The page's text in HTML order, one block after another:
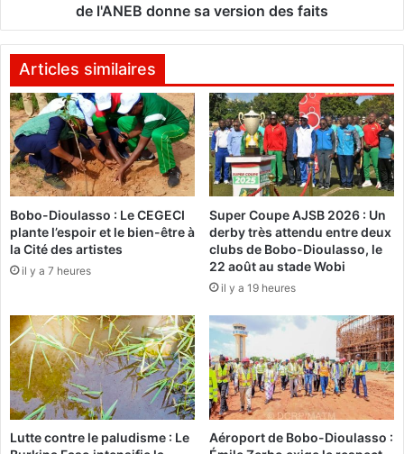
p
r
s
e
n
t
a
n
t
s
d
e
l
i
a
s
p
o
r
a
v
r
s
u
n
i
v
e
r
s
i
t
a
e
s
:
L
e
c
o
de l'ANEB donne sa version des faits
Articles similaires
Bobo-Dioulasso : Le CEGECI
plante l’espoir et le bien-être à
la Cité des artistes
il y a 7 heures
Super Coupe AJSB 2026 : Un
derby très attendu entre deux
clubs de Bobo-Dioulasso, le
22 août au stade Wobi
il y a 19 heures
Lutte contre le paludisme : Le
Aéroport de Bobo-Dioulasso :